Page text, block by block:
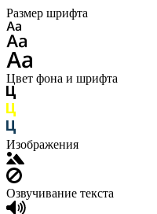
Размер шрифта
Цвет фона и шрифта
Изображения
Озвучивание текста